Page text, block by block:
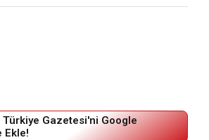
Türkiye Gazetesi'ni Google
Ekle!